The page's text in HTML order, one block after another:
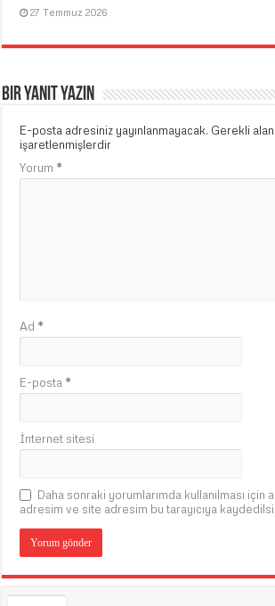
27 Temmuz 2026
Bir yanıt yazın
E-posta adresiniz yayınlanmayacak. Gerekli
işaretlenmişlerdir
Yorum *
Ad *
E-posta *
İnternet sitesi
Daha sonraki yorumlarımda kullanılması için
adresim ve site adresim bu tarayıcıya